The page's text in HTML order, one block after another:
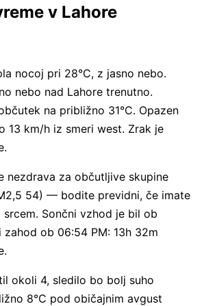
v Lahore
nocoj pri 28°C, z jasno nebo.
nebo nad Lahore trenutno.
na približno 31°C. Opazen
13 km/h iz smeri west. Zrak je
nezdrava za občutljive skupine
54) — bodite previdni, če imate
Sončni vzhod je bil ob
zahod ob 06:54 PM: 13h 32m
okoli 4, sledilo bo bolj suho
8°C pod običajnim avgust